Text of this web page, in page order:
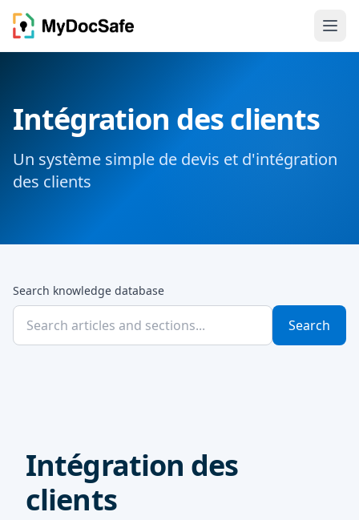
Intégration des clients
Un système simple de devis et d'intégration
des clients
Search knowledge database
Search
Intégration des
clients